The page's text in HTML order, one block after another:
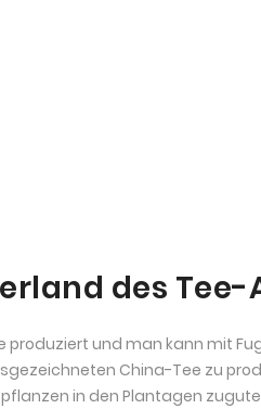
des Tee-
produziert und man kann mit
China-Tee zu
in den Plantagen